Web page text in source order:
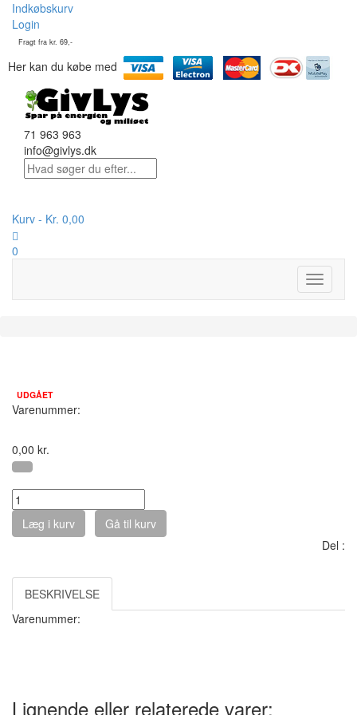
Indkøbskurv
Login
Fragt fra kr. 69,-
Her kan du købe med
71 963 963
info@givlys.dk
Kurv - Kr. 0,00
0
Toggle
UDGÅET
Varenummer:
0,00 kr.
Læg i kurv
Gå til kurv
Del :
BESKRIVELSE
Varenummer:
Lignende eller relaterede varer: